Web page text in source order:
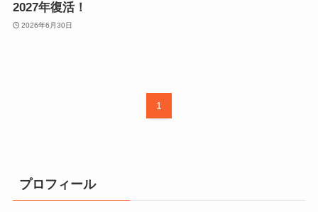
2027年復活！
2026年6月30日
1
プロフィール